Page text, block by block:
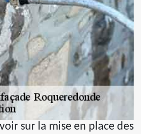
sur la mise en place des